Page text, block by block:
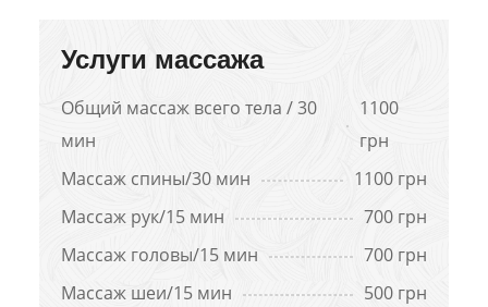
Услуги массажа
Общий массаж всего тела / 30
мин
1100
грн
Массаж спины/30 мин
1100 грн
Массаж рук/15 мин
700 грн
Массаж головы/15 мин
700 грн
Массаж шеи/15 мин
500 грн